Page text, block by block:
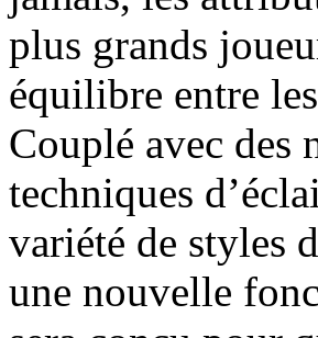
plus grands
équilibre entre
Couplé avec des
techniques
variété de styles
une nouvelle